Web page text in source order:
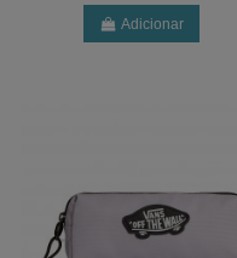
Adicionar